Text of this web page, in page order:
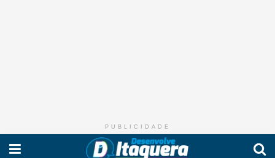
PUBLICIDADE